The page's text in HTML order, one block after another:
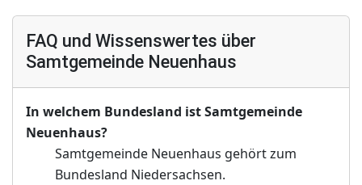
FAQ und Wissenswertes über
Samtgemeinde Neuenhaus
In welchem Bundesland ist Samtgemeinde
Neuenhaus?
Samtgemeinde Neuenhaus gehört zum
Bundesland Niedersachsen.